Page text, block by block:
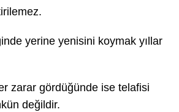
yerine yenisini koymak yıllar
zarar gördüğünde ise telafisi
değildir.